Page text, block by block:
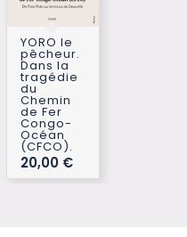
YORO le
pêcheur.
Dans la
tragédie
du
Chemin
de Fer
Congo-
Océan
(CFCO).
20,00 €